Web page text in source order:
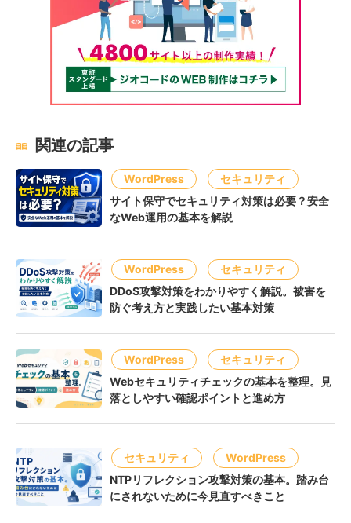
関連の記事
WordPress
セキュリティ
サイト保守でセキュリティ対策は必要？安全
なWeb運用の基本を解説
WordPress
セキュリティ
DDoS攻撃対策をわかりやすく解説。被害を
防ぐ考え方と実践したい基本対策
WordPress
セキュリティ
Webセキュリティチェックの基本を整理。見
落としやすい確認ポイントと進め方
セキュリティ
WordPress
NTPリフレクション攻撃対策の基本。踏み台
にされないために今見直すべきこと